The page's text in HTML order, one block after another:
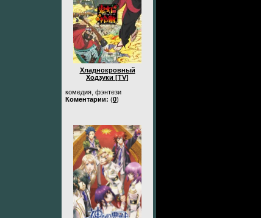
Хладнокровный
Ходзуки [TV]
комедия, фэнтези
Коментарии: (0)